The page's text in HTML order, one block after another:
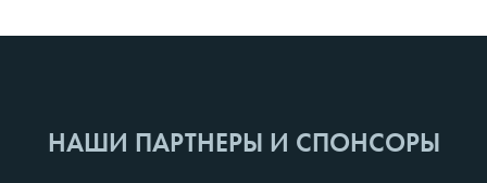
НАШИ ПАРТНЕРЫ И СПОНСОРЫ